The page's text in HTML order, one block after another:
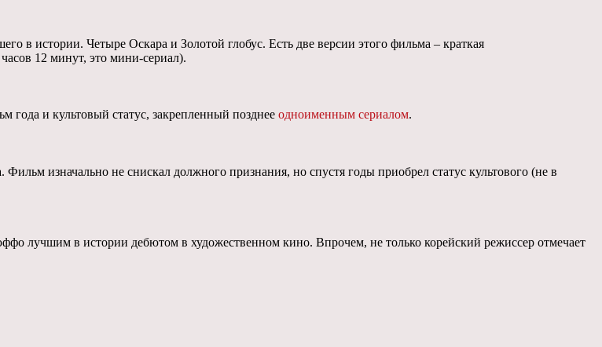
в истории. Четыре Оскара и Золотой глобус. Есть две версии этого фильма – краткая
12 минут, это мини-сериал).
и культовый статус, закрепленный позднее одноименным сериалом.
изначально не снискал должного признания, но спустя годы приобрел статус культового (не в
лучшим в истории дебютом в художественном кино. Впрочем, не только корейский режиссер отмечает